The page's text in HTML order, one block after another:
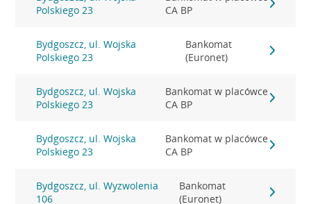
Polskiego 23
CA BP
Bydgoszcz, ul. Wojska
Polskiego 23
Bankomat
(Euronet)
Bydgoszcz, ul. Wojska
Polskiego 23
Bankomat w placówce
CA BP
Bydgoszcz, ul. Wojska
Polskiego 23
Bankomat w placówce
CA BP
Bydgoszcz, ul. Wyzwolenia
106
Bankomat
(Euronet)